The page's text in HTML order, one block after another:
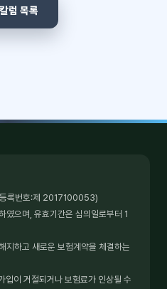
럼 목록
록번호:제 2017100053)
였으며, 유효기간은 심의일로부터 1
지하고 새로운 보험계약을 체결하는
이 거절되거나 보험료가 인상될 수